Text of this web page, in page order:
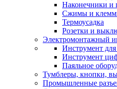
Наконечники и
Сжимы и
Термоусадка
Розетки и
Электромонтажный
Инструмент
Инструмент
Паяльное
Тумблеры, кнопки,
Промышленные